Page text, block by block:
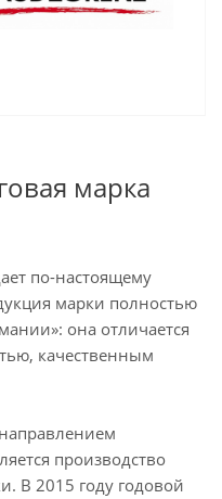
марка
по-настоящему
марки полностью
она отличается
качественным
производство
В 2015 году годовой